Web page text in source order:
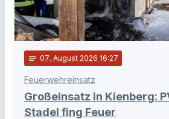
notes 07. August 2026 16:27
Feuerwehreinsatz
Großeinsatz in Kienberg:
Stadel fing Feuer